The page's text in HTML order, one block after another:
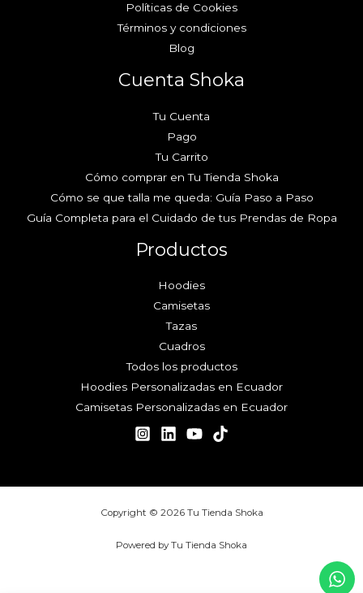
Políticas de Cookies
Términos y condiciones
Blog
Cuenta Shoka
Tu Cuenta
Pago
Tu Carrito
Cómo comprar en Tu Tienda Shoka
Cómo se que talla me queda: Guía Paso a Paso
Guía Completa para el Cuidado de tus Prendas de Ropa
Productos
Hoodies
Camisetas
Tazas
Cuadros
Todos los productos
Hoodies Personalizadas en Ecuador
Camisetas Personalizadas en Ecuador
Copyright © 2026 Tu Tienda Shoka
Powered by Tu Tienda Shoka